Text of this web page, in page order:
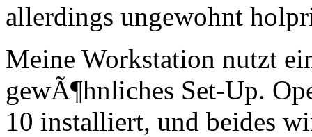
allerdings ungewohnt
Meine Workstation nutzt
gewÃ¶hnliches Set-Up.
10 installiert, und beides